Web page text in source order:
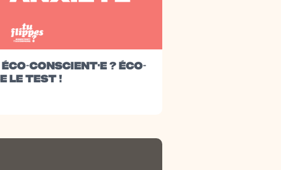
CONSCIENT·E ? ÉCO-
LE TEST !